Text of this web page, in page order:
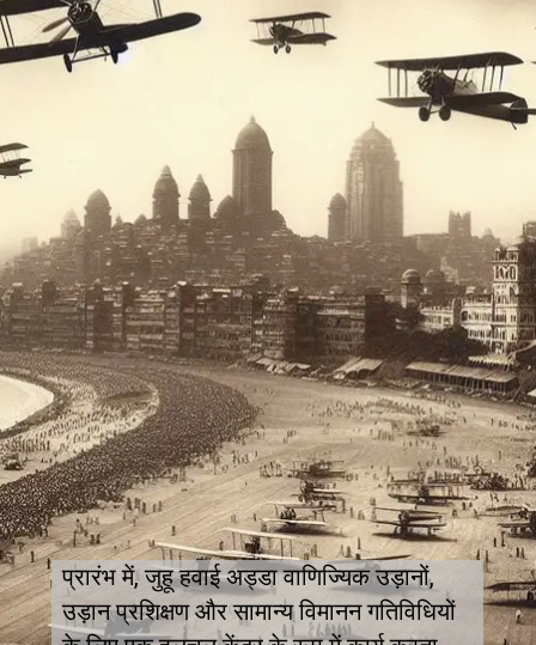
प्रारंभ में, जुहू हवाई अड्डा वाणिज्यिक उड़ानों,
उड़ान प्रशिक्षण और सामान्य विमानन गतिविधियों